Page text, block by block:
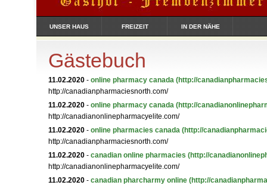
UNSER HAUS FREIZEIT IN DER NÄHE
Gästebuch
11.02.2020 - online pharmacy canada (http://
http://canadianpharmaciesnorth.com/
11.02.2020 - online pharmacy canada (http://
http://canadianonlinepharmacyelite.com/
11.02.2020 - online pharmacies canada (http://
http://canadianpharmaciesnorth.com/
11.02.2020 - canadian online pharmacies (http://
http://canadianonlinepharmacyelite.com/
11.02.2020 - canadian pharcharmy online (http://